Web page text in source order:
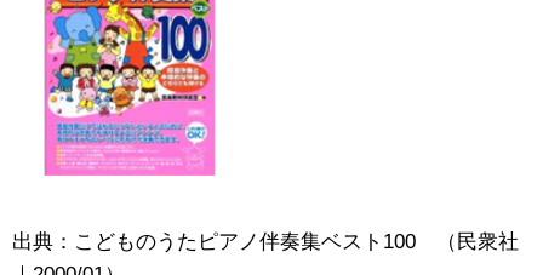
出典：こどものうたピアノ伴奏集ベスト100 （民衆社